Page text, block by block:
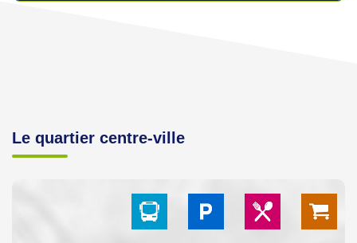
Le quartier centre-ville